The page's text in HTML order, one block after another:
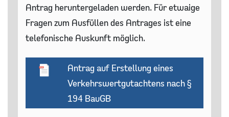
Antrag heruntergeladen werden. Für etwaige
Fragen zum Ausfüllen des Antrages ist eine
telefonische Auskunft möglich.
Antrag auf Erstellung eines
Verkehrswertgutachtens nach §
194 BauGB